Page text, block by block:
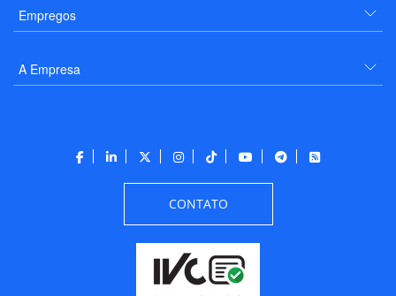
Empregos
A Empresa
CONTATO